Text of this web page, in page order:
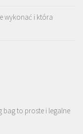
wykonać i która
bag to proste i legalne